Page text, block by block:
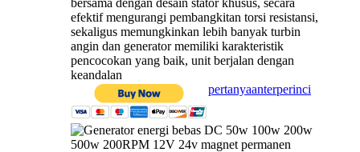
efektif mengurangi pembangkitan torsi resistansi,
sekaligus memungkinkan lebih banyak turbin
angin dan generator memiliki karakteristik
pencocokan yang baik, unit berjalan dengan
keandalan
pertanyaanterperinci